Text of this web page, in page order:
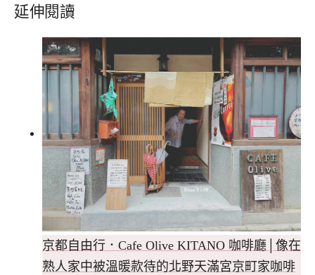
延伸閱讀
京都自由行．Cafe Olive KITANO 咖啡廳│像在
熟人家中被溫暖款待的北野天滿宮京町家咖啡